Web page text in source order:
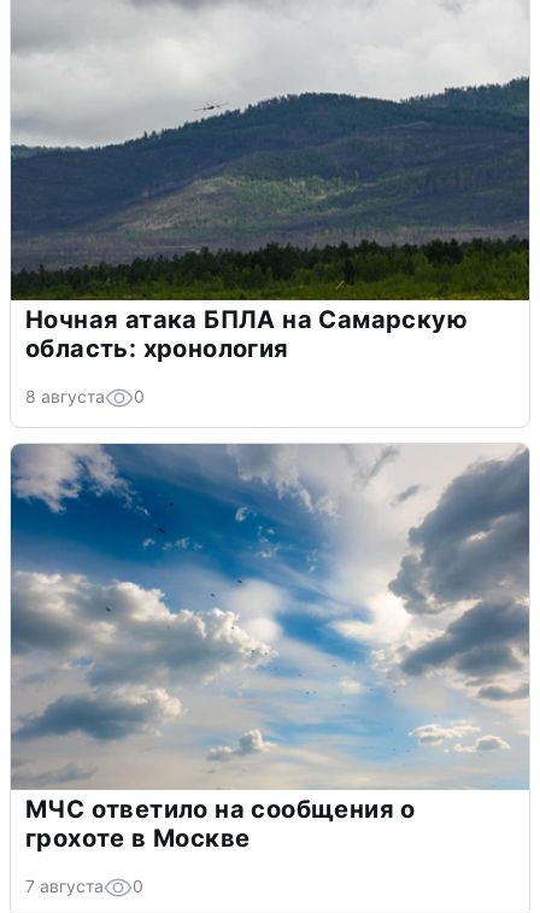
Ночная атака БПЛА на Самарскую
область: хронология
8 августа 0
МЧС ответило на сообщения о
грохоте в Москве
7 августа 0